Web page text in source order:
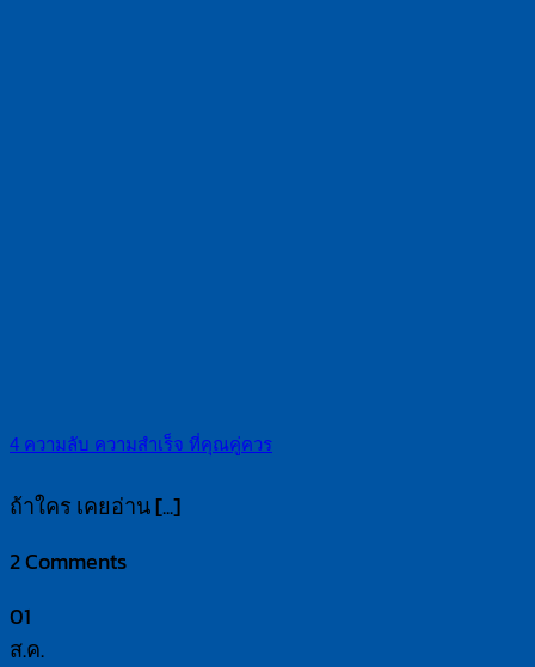
4 ความลับ ความสำเร็จ ที่คุณคู่ควร
ถ้าใคร เคยอ่าน [...]
2 Comments
01
ส.ค.